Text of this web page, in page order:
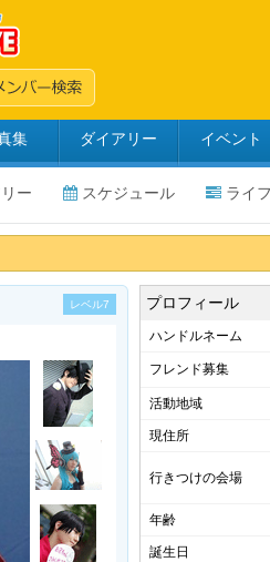
集 ダイアリー イベント
ー スケジュール ライ
レベル7 プロフィール
ハンドルネーム
フレンド募集
活動地域
現住所
行きつけの会場
年齢
誕生日